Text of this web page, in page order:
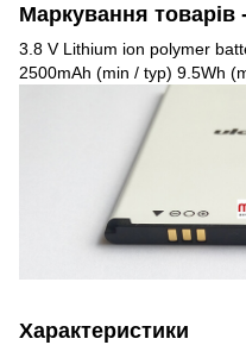
Маркування товарів
3.8 V Lithium ion polymer
2500mAh (min / typ) 9.5Wh
Характеристики